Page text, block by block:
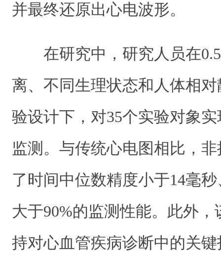
并最终还原出心电波形。
在研究中，研究人员在0.5
离、不同生理状态和人体相
验设计下，对35个实验对象
监测。与传统心电图相比，
了时间中位数精度小于14毫
大于90%的监测性能。此外
持对心血管疾病诊断中的关